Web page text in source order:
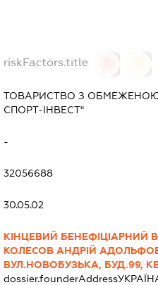
riskFactors.title
ТОВАРИСТВО З ОБМЕЖЕНОЮ
СПОРТ-ІНВЕСТ"
-
32056688
30.05.02
КІНЦЕВИЙ БЕНЕФІЦІАРНИЙ
КОЛЕСОВ АНДРІЙ
ВУЛ.НОВОБУЗЬКА, БУД.99,
dossier.founderAddress